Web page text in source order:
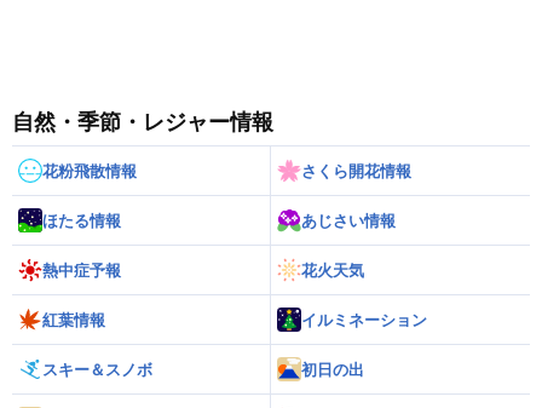
自然・季節・レジャー情報
花粉飛散情報 さくら開花情報
ほたる情報 あじさい情報
熱中症予報 花火天気
紅葉情報 イルミネーション
スキー＆スノボ 初日の出